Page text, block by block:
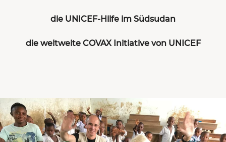
die UNICEF-Hilfe im Südsudan
die weltweite COVAX Initiative von UNICEF